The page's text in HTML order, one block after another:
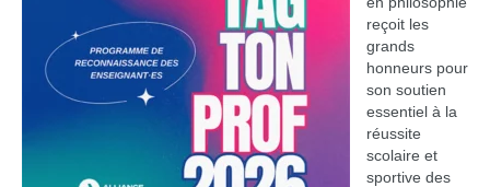
reçoit les
grands
honneurs pour
son soutien
essentiel à la
réussite
scolaire et
sportive des